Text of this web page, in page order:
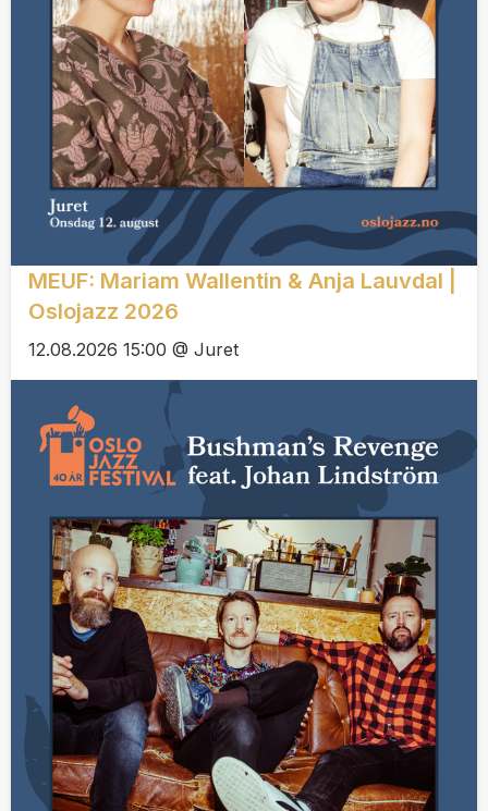
MEUF: Mariam Wallentin & Anja Lauvdal |
Oslojazz 2026
12.08.2026 15:00 @ Juret